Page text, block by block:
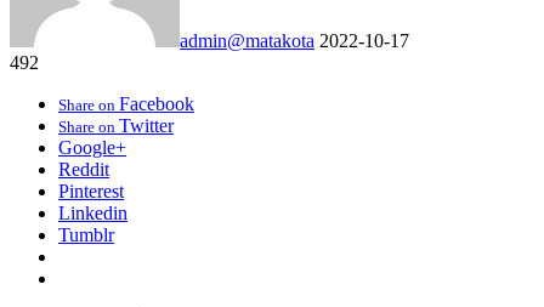
admin@matakota 2022-10-17
492
Share on Facebook
Share on Twitter
Google+
Reddit
Pinterest
Linkedin
Tumblr